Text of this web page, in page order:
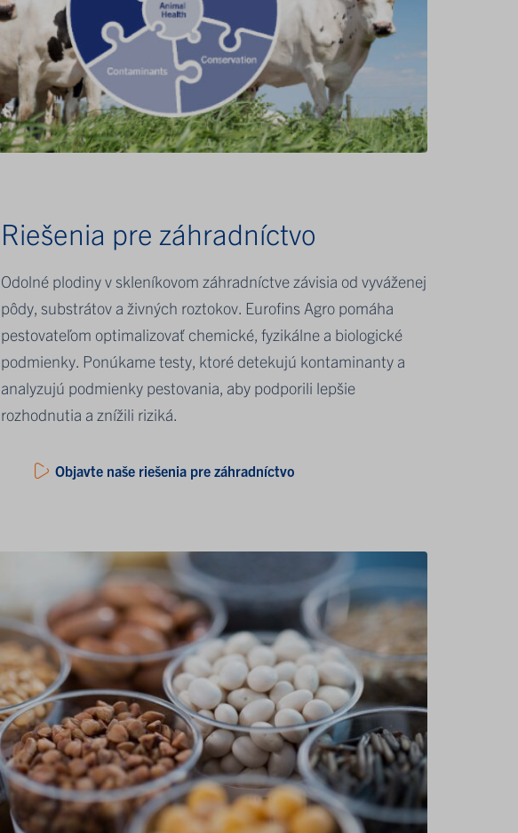
Riešenia pre záhradníctvo
Odolné plodiny v skleníkovom záhradníctve závisia od vyváženej
pôdy, substrátov a živných roztokov. Eurofins Agro pomáha
pestovateľom optimalizovať chemické, fyzikálne a biologické
podmienky. Ponúkame testy, ktoré detekujú kontaminanty a
analyzujú podmienky pestovania, aby podporili lepšie
rozhodnutia a znížili riziká.
Objavte naše riešenia pre záhradníctvo